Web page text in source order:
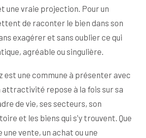
une vraie projection. Pour un
de raconter le bien dans son
exagérer et sans oublier ce qui
agréable ou singulière.
est une commune à présenter avec
repose à la fois sur sa
de vie, ses secteurs, son
et les biens qui s'y trouvent. Que
vente, un achat ou une